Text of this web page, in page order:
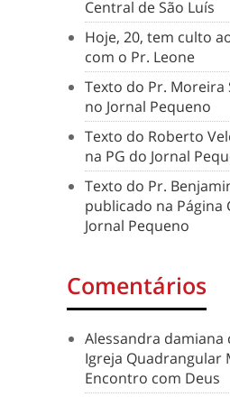
Central de São Luís
Hoje, 20, tem culto
com o Pr. Leone
Texto do Pr. Moreira
no Jornal Pequeno
Texto do Roberto
na PG do Jornal
Texto do Pr.
publicado na Página
Jornal Pequeno
Comentários
Alessandra damiana
Igreja Quadrangular
Encontro com Deus